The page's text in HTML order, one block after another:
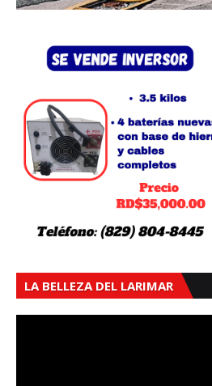
LA BELLEZA DEL LARIMAR